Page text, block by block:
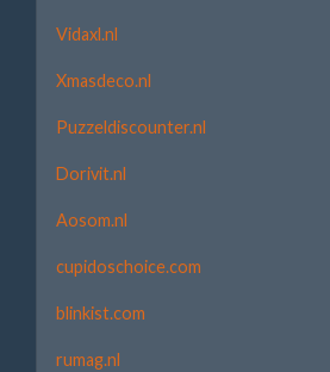
Vidaxl.nl
Xmasdeco.nl
Puzzeldiscounter.nl
Dorivit.nl
Aosom.nl
cupidoschoice.com
blinkist.com
rumag.nl